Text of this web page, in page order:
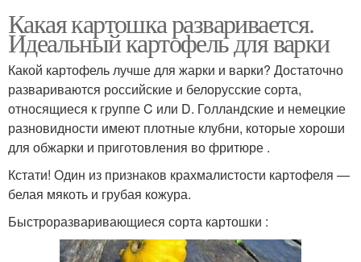
Какая картошка разваривается.
Идеальный картофель для варки
Какой картофель лучше для жарки и варки? Достаточно
развариваются российские и белорусские сорта,
относящиеся к группе C или D. Голландские и немецкие
разновидности имеют плотные клубни, которые хороши
для обжарки и приготовления во фритюре .
Кстати! Один из признаков крахмалистости картофеля —
белая мякоть и грубая кожура.
Быстроразваривающиеся сорта картошки :